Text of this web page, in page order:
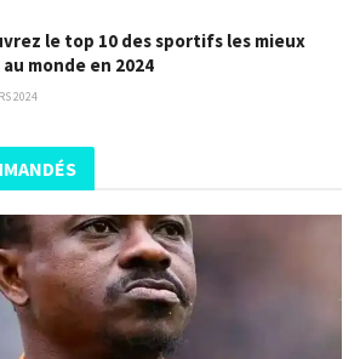
le top 10 des sportifs les mieux
monde en 2024
2024